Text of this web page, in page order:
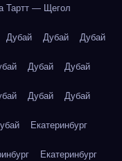
Тартт — Щегол
Дубай Дубай Дубай
Дубай Дубай
Дубай Дубай
Екатеринбург
Екатеринбург